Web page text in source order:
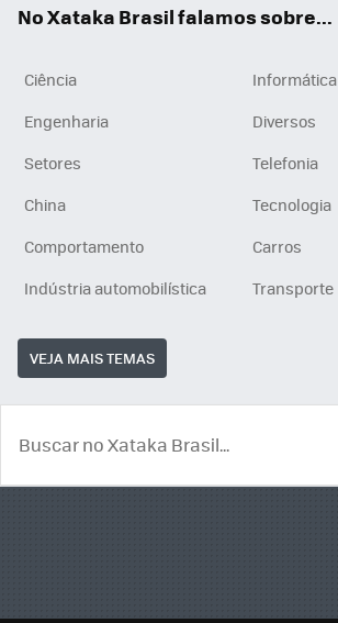
No Xataka Brasil falamos sobre...
Ciência
Informática
Engenharia
Diversos
Setores
Telefonia
China
Tecnologia
Comportamento
Carros
Indústria automobilística
Transporte
VEJA MAIS TEMAS